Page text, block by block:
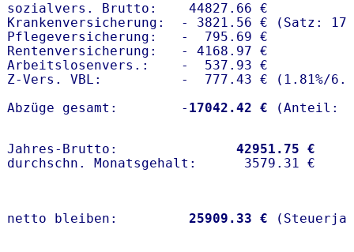
sozialvers. Brutto:    44827.66 €
Krankenversicherung:  - 3821.56 € (Satz:
Pflegeversicherung:   -  795.69 €
Rentenversicherung:   - 4168.97 €
Arbeitslosenvers.:    -  537.93 €
Z-Vers. VBL:          -  777.43 € ( 1.81%/
Abzüge gesamt:        - 17042.42 €
Jahres-Brutto: 42951.75 €
netto bleiben: 25909.33 €